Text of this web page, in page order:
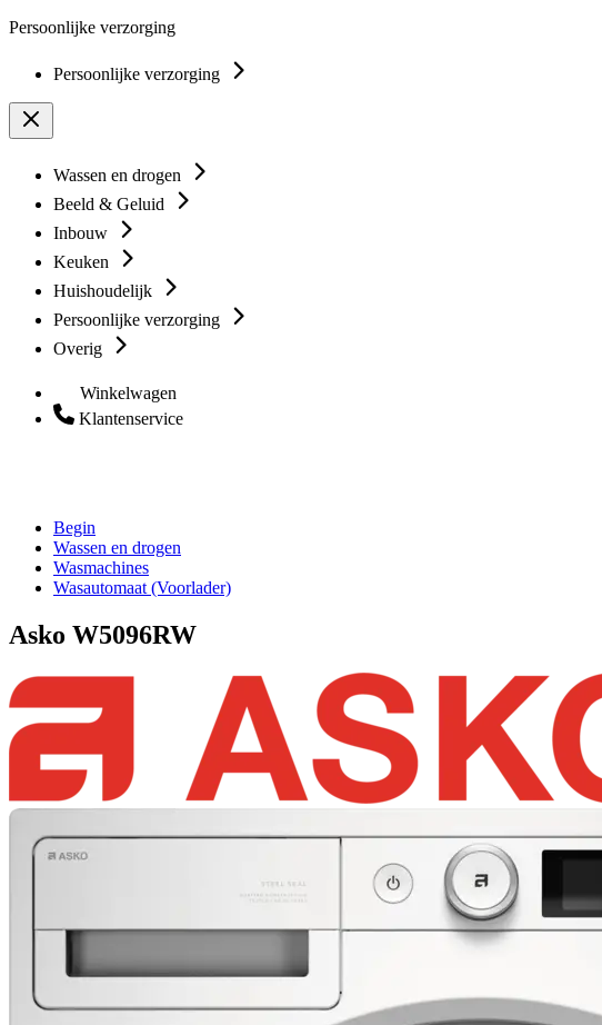
Persoonlijke verzorging
Persoonlijke verzorging
Wassen en drogen
Beeld & Geluid
Inbouw
Keuken
Huishoudelijk
Persoonlijke verzorging
Overig
Winkelwagen
Klantenservice
Begin
Wassen en drogen
Wasmachines
Wasautomaat (Voorlader)
Asko W5096RW